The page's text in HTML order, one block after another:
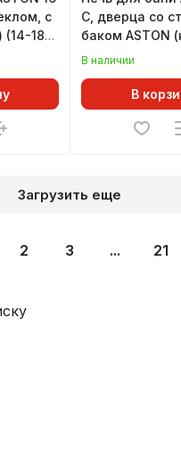
с
(14-18
С, дверца со
баком ASTON
(6-14 м.куб)
В наличии
В
Загрузить еще
2 3 ... 21